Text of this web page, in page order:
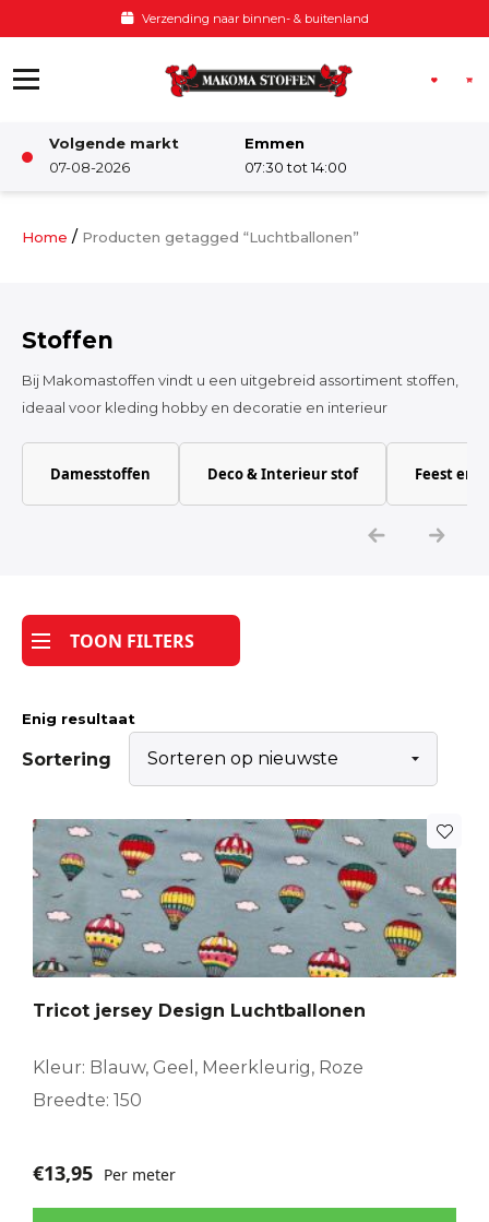
Verzending naar binnen- & buitenland
Volgende markt
07-08-2026
Emmen
07:30 tot 14:00
Damesstoffen
Katoen
Tijdpakker stof
Home / Producten getagged “Luchtballonen”
Stoffen
Bij Makomastoffen vindt u een uitgebreid assortiment stoffen,
ideaal voor kleding hobby en decoratie en interieur
Damesstoffen Deco & Interieur stof Feest en
TOON FILTERS
Enig resultaat
Sortering
Tricot jersey Design Luchtballonen
Kleur: Blauw, Geel, Meerkleurig, Roze
Breedte: 150
€13,95 Per meter